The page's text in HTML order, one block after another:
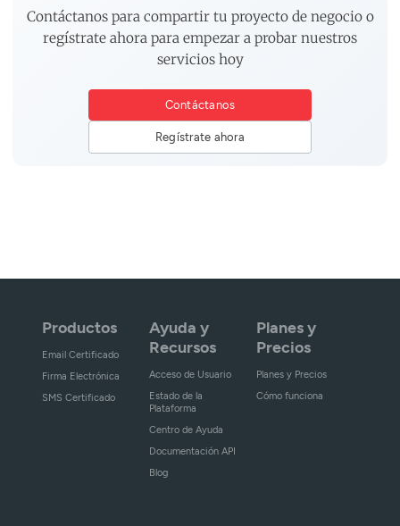
Contáctanos para compartir tu proyecto de negocio o
regístrate ahora para empezar a probar nuestros
servicios hoy
Contáctanos
Regístrate ahora
Productos
Email Certificado
Firma Electrónica
SMS Certificado
Ayuda y
Recursos
Acceso de Usuario
Estado de la
Plataforma
Centro de Ayuda
Documentación API
Blog
Planes y
Precios
Planes y Precios
Cómo funciona